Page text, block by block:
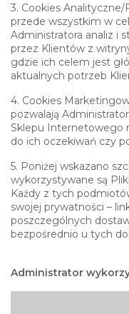
3. Cookies Analityczne/
przede wszystkim w
Administratora analiz i
przez Klientów z
gdzie ich celem jest
aktualnych potrzeb
4. Cookies
pozwalają
Sklepu Internetowego
do ich oczekiwań czy
5. Poniżej wskazano
wykorzystywane są
Każdy z tych
swojej prywatności –
poszczególnych
bezpośrednio u tych
Administrator